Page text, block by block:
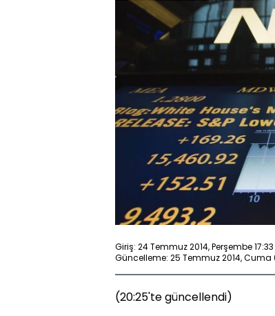
Giriş: 24 Temmuz 2014, Perşembe 17:33
Güncelleme: 25 Temmuz 2014, Cuma
(20:25'te güncellendi)